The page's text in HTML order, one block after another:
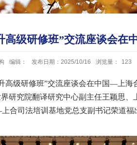
高级研修班”交流座谈会
编辑： 发布日期：2025/10/16 浏览量： 123
高级研修班”交流座谈会在中国—上
研究院翻译研究中心副主任王颖思
合司法培训基地党总支副书记荣道